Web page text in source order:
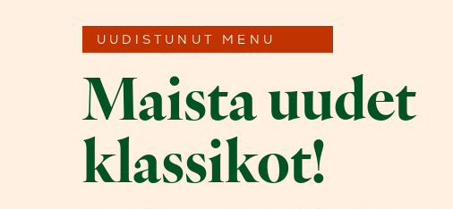
UUDISTUNUT MENU
Maista uudet
klassikot!